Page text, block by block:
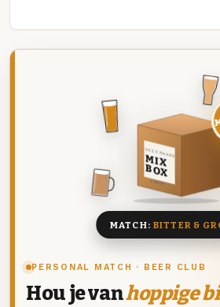
PERSONAL MATCH · BEER CLUB
Hou je vanhoppige
DEZE MAAND
MIX
BOX
8 BIEREN
MATCH: BITTER &